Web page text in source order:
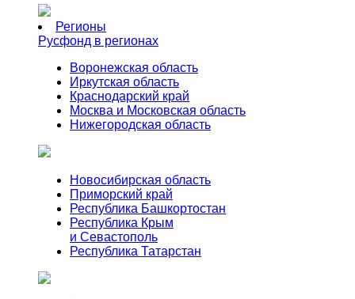
Регионы
Русфонд в регионах
Воронежская область
Иркутская область
Краснодарский край
Москва и Московская область
Нижегородская область
Новосибирская область
Приморский край
Республика Башкортостан
Республика Крым
и Севастополь
Республика Татарстан